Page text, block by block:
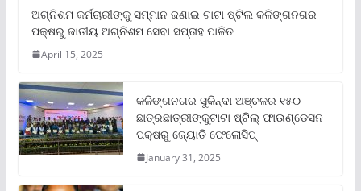
ଅଗ୍ନିଶମ କର୍ମଚାରୀଙ୍କୁ ସମ୍ମାନ ଜଣାଇ ଟାଟା ଷ୍ଟିଲ କଳିଙ୍ଗନଗର
ପକ୍ଷରୁ ଜାତୀୟ ଅଗ୍ନିଶମ ସେବା ସପ୍ତାହ ପାଳିତ
April 15, 2025
କଳିଙ୍ଗନଗର ସୁକିନ୍ଦା ଅଞ୍ଚଳର ୧୫୦
ଛାତ୍ରଛାତ୍ରୀଙ୍କୁଟାଟା ଷ୍ଟିଲ୍ ଫାଉଣ୍ଡେସନ
ପକ୍ଷରୁ ଜ୍ୟୋତି ଫେଲୋସିପ୍‌
January 31, 2025